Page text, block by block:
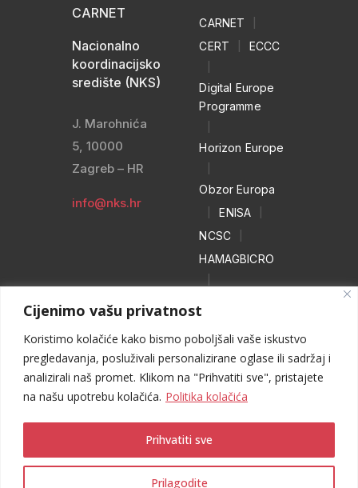
Cijenimo vašu privatnost
Koristimo kolačiće kako bismo poboljšali vaše iskustvo
pregledavanja, posluživali personalizirane oglase ili sadržaj i
analizirali naš promet. Klikom na "Prihvatiti sve", pristajete
na našu upotrebu kolačića. Politika kolačića
Prilagodite
Prihvatiti sve
CARNET
Nacionalno
koordinacijsko
središte (NKS)
J. Marohnića
5, 10000
Zagreb – HR
info@nks.hr
CARNET
CERT ECCC
Digital Europe
Programme
Horizon Europe
Obzor Europa
ENISA
NCSC
HAMAGBICRO
NO MORE
RANSOM
| WEB HEROJ